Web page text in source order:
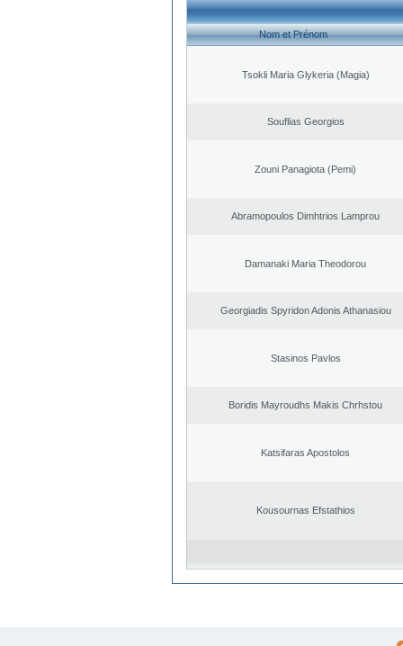
Nom et Prénom
Tsokli Maria Glykeria (Magia)
Souflias Georgios
Zouni Panagiota (Pemi)
Abramopoulos Dimhtrios Lamprou
Damanaki Maria Theodorou
Georgiadis Spyridon Adonis Athanasiou
Stasinos Pavlos
Boridis Mayroudhs Makis Chrhstou
Katsifaras Apostolos
Kousournas Efstathios